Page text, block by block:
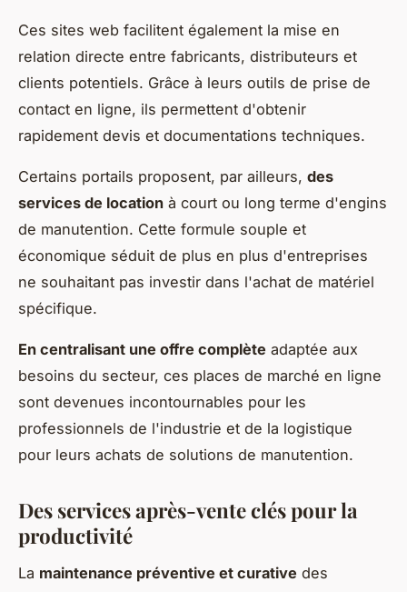
Ces sites web facilitent également la mise en
relation directe entre fabricants, distributeurs et
clients potentiels. Grâce à leurs outils de prise de
contact en ligne, ils permettent d'obtenir
rapidement devis et documentations techniques.
Certains portails proposent, par ailleurs, des
services de location à court ou long terme d'engins
de manutention. Cette formule souple et
économique séduit de plus en plus d'entreprises
ne souhaitant pas investir dans l'achat de matériel
spécifique.
En centralisant une offre complète adaptée aux
besoins du secteur, ces places de marché en ligne
sont devenues incontournables pour les
professionnels de l'industrie et de la logistique
pour leurs achats de solutions de manutention.
Des services après-vente clés pour la
productivité
La maintenance préventive et curative des